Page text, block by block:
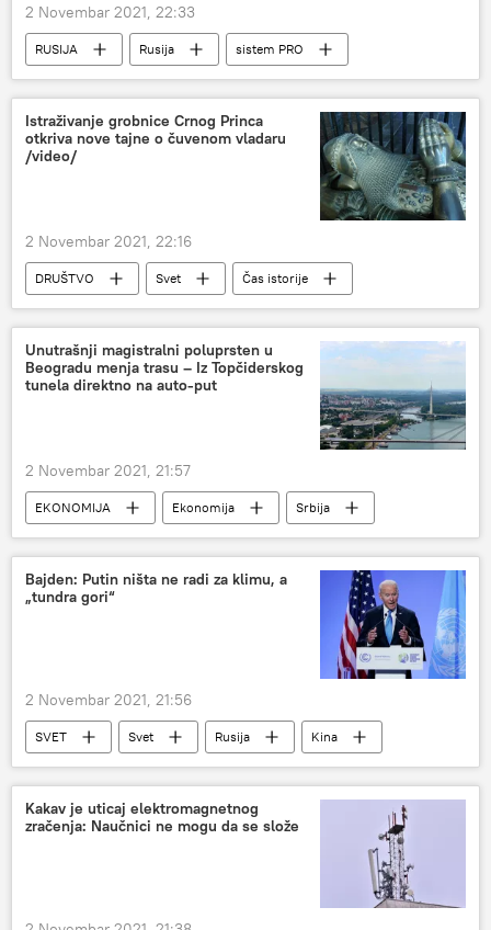
2 Novembar 2021, 22:33
RUSIJA Rusija
sistem PRO
Sergej Rjabkov
SAD
Istraživanje grobnice Crnog Princa
otkriva nove tajne o čuvenom vladaru
/video/
2 Novembar 2021, 22:16
DRUŠTVO Svet
Čas istorije
Društvo
Unutrašnji magistralni poluprsten u
Beogradu menja trasu – Iz Topčiderskog
tunela direktno na auto-put
2 Novembar 2021, 21:57
EKONOMIJA Ekonomija
Srbija
Goran Vesić
ministarstvo građevinarstva saobraćaja i infratsrukture
Srbija – ekonomija
Bajden: Putin ništa ne radi za klimu, a
„tundra gori“
2 Novembar 2021, 21:56
SVET Svet Rusija
Kina
Energetika
klimatske promene
OPEK
Svet – politika
Svet – ekonomija
Džozef Bajden
Kakav je uticaj elektromagnetnog
zračenja: Naučnici ne mogu da se slože